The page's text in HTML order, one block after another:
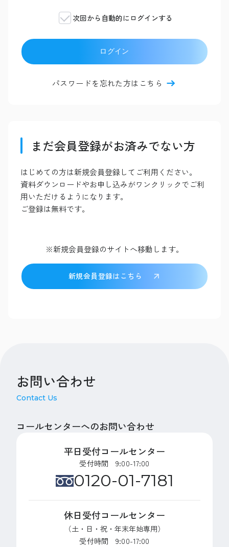
次回から自動的にログインする
ログイン
パスワードを忘れた方はこちら
まだ会員登録がお済みでない方
はじめての方は新規会員登録してご利用ください。
資料ダウンロードやお申し込みがワンクリックでご利
用いただけるようになります。
ご登録は無料です。
※新規会員登録のサイトへ移動します。
新規会員登録はこちら
お問い合わせ
Contact Us
コールセンターへのお問い合わせ
平日受付コールセンター
受付時間 9:00-17:00
0120-01-7181
休日受付コールセンター
（土・日・祝・年末年始専用）
受付時間 9:00-17:00